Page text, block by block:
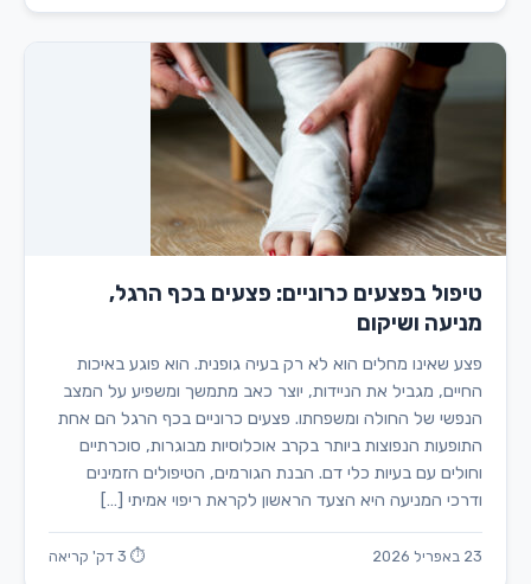
טיפול בפצעים כרוניים: פצעים בכף הרגל,
מניעה ושיקום
פצע שאינו מחלים הוא לא רק בעיה גופנית. הוא פוגע באיכות
החיים, מגביל את הניידות, יוצר כאב מתמשך ומשפיע על המצב
הנפשי של החולה ומשפחתו. פצעים כרוניים בכף הרגל הם אחת
התופעות הנפוצות ביותר בקרב אוכלוסיות מבוגרות, סוכרתיים
וחולים עם בעיות כלי דם. הבנת הגורמים, הטיפולים הזמינים
ודרכי המניעה היא הצעד הראשון לקראת ריפוי אמיתי […]
23 באפריל 2026 ⏱ 3 דק' קריאה